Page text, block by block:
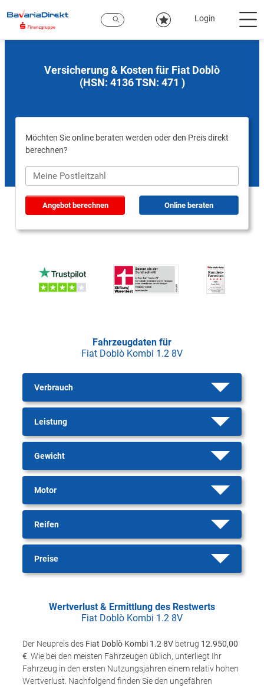
Hauptinhalt
Login
Versicherung & Kosten für Fiat Doblò
(HSN: 4136 TSN: 471 )
Möchten Sie online beraten werden oder den Preis direkt
berechnen?
Angebot berechnen Online beraten
Fahrzeugdaten für
Fiat Doblò Kombi 1.2 8V
Verbrauch
Leistung
Gewicht
Motor
Reifen
Preise
Wertverlust & Ermittlung des Restwerts
Fiat Doblò Kombi 1.2 8V
Der Neupreis des Fiat Doblò Kombi 1.2 8V betrug 12.950,00
€ . Wie bei den meisten Fahrzeugen üblich, unterliegt Ihr
Fahrzeug in den ersten Nutzungsjahren einem relativ hohen
Wertverlust. Nachfolgend finden Sie den ungefähren